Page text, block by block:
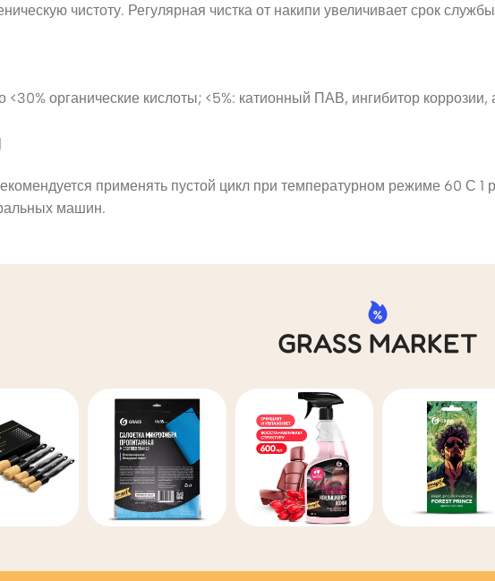
чистоту. Регулярная чистка от накипи увеличивает срок
органические кислоты; <5%: катионный ПАВ, ингибитор
применять пустой цикл при температурном режиме 60 С 1
машин.
GRASS MARKET